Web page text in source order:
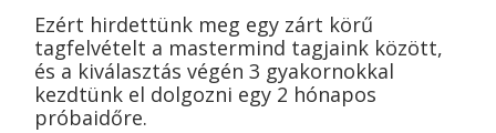
Ezért hirdettünk meg egy zárt körű
tagfelvételt a mastermind tagjaink között,
és a kiválasztás végén 3 gyakornokkal
kezdtünk el dolgozni egy 2 hónapos
próbaidőre.